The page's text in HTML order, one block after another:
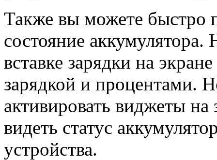
Также вы можете быстро
состояние
вставке зарядки на
зарядкой и процентами.
активировать виджеты
видеть статус
устройства.